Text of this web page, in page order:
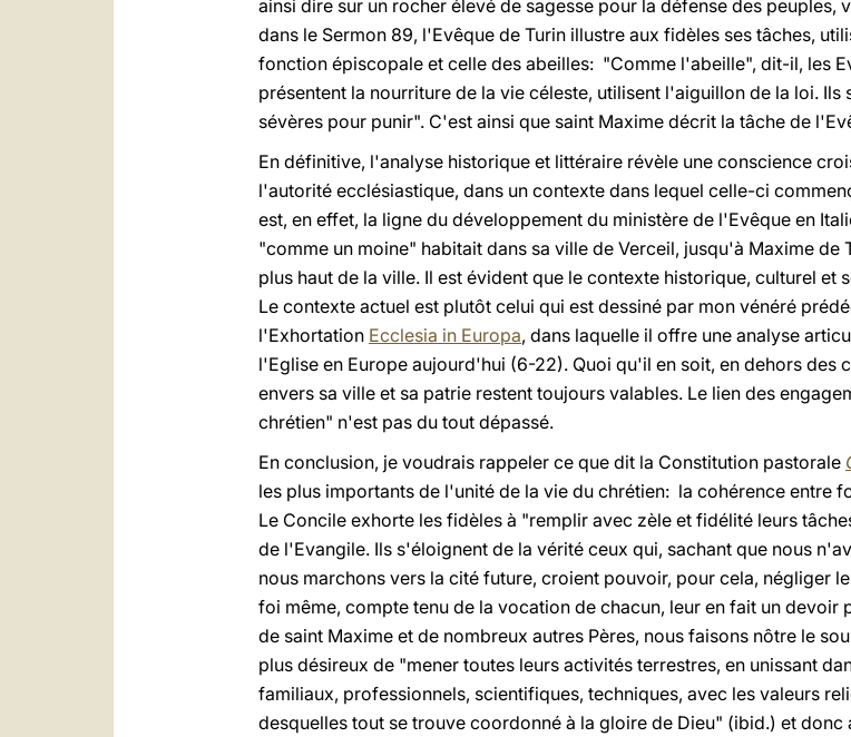
ainsi dire sur un rocher élevé de sagesse pour la défense des peuples,
dans le Sermon 89, l'Evêque de Turin illustre aux fidèles ses tâches,
fonction épiscopale et celle des abeilles: "Comme l'abeille", dit-il, les
présentent la nourriture de la vie céleste, utilisent l'aiguillon de la loi.
sévères pour punir". C'est ainsi que saint Maxime décrit la tâche de
En définitive, l'analyse historique et littéraire révèle une conscience
l'autorité ecclésiastique, dans un contexte dans lequel celle-ci
est, en effet, la ligne du développement du ministère de l'Evêque en
"comme un moine" habitait dans sa ville de Verceil, jusqu'à Maxime
plus haut de la ville. Il est évident que le contexte historique, culturel
Le contexte actuel est plutôt celui qui est dessiné par mon vénéré
l'Exhortation Ecclesia in Europa, dans laquelle il offre une analyse
l'Eglise en Europe aujourd'hui (6-22). Quoi qu'il en soit, en dehors
envers sa ville et sa patrie restent toujours valables. Le lien des
chrétien" n'est pas du tout dépassé.
En conclusion, je voudrais rappeler ce que dit la Constitution pastorale
les plus importants de l'unité de la vie du chrétien: la cohérence entre
Le Concile exhorte les fidèles à "remplir avec zèle et fidélité leurs
de l'Evangile. Ils s'éloignent de la vérité ceux qui, sachant que nous
nous marchons vers la cité future, croient pouvoir, pour cela, négliger
foi même, compte tenu de la vocation de chacun, leur en fait un devoir
de saint Maxime et de nombreux autres Pères, nous faisons nôtre le
plus désireux de "mener toutes leurs activités terrestres, en unissant
familiaux, professionnels, scientifiques, techniques, avec les valeurs
desquelles tout se trouve coordonné à la gloire de Dieu" (ibid.) et donc